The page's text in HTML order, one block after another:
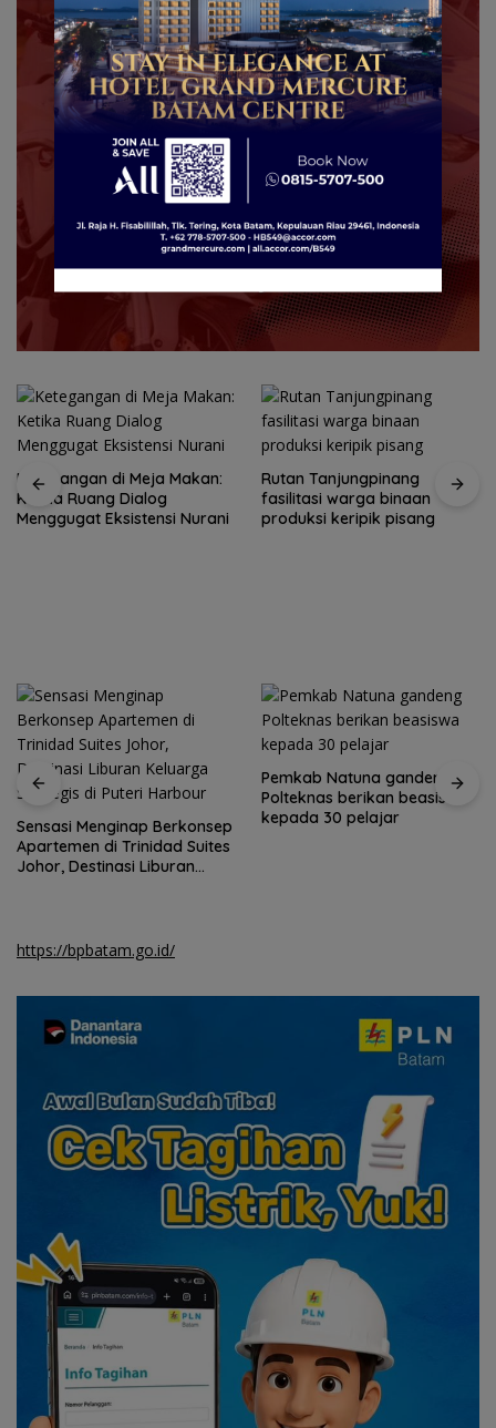
Ketegangan di Meja Makan:
Ketika Ruang Dialog
Menggugat Eksistensi Nurani
Rutan Tanjungpinang
fasilitasi warga binaan
produksi keripik pisang
Sensasi Menginap Berkonsep
Apartemen di Trinidad Suites
Johor, Destinasi Liburan
Pemkab Natuna gandeng
Polteknas berikan beasiswa
kepada 30 pelajar
https://bpbatam.go.id/